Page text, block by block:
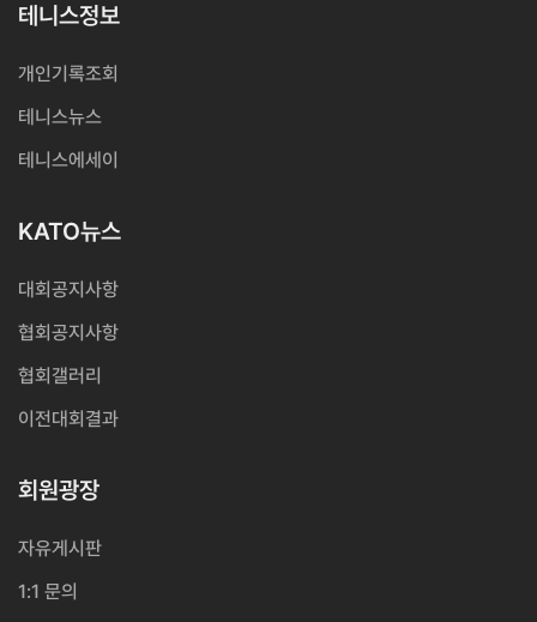
테니스정보
개인기록조회
테니스뉴스
테니스에세이
KATO뉴스
대회공지사항
협회공지사항
협회갤러리
이전대회결과
회원광장
자유게시판
1:1 문의